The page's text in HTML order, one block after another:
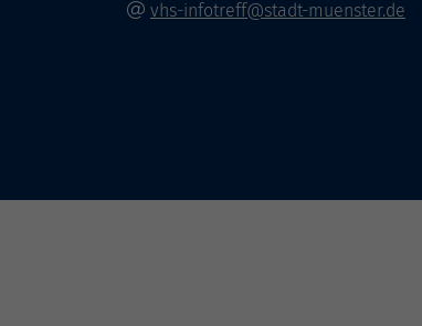
vhs-infotreff@stadt-muenster.de